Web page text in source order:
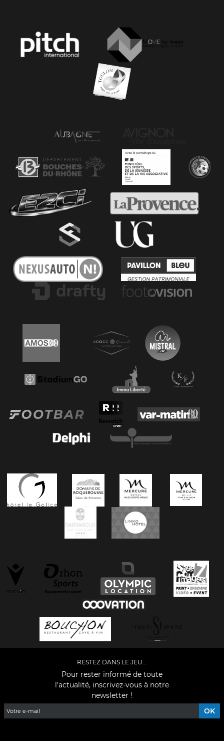
RESTEZ DANS LE JEU...
Pour rester informé de toute
l'actualité, inscrivez-vous à notre
newsletter !